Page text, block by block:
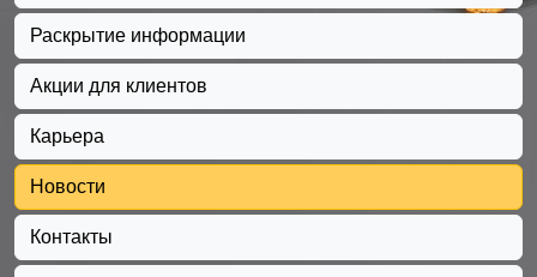
Раскрытие информации
Акции для клиентов
Карьера
Новости
Контакты